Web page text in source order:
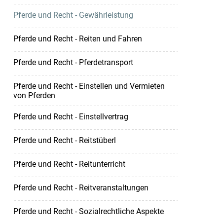
Pferde und Recht - Gewährleistung
Pferde und Recht - Reiten und Fahren
Pferde und Recht - Pferdetransport
Pferde und Recht - Einstellen und Vermieten
von Pferden
Pferde und Recht - Einstellvertrag
Pferde und Recht - Reitstüberl
Pferde und Recht - Reitunterricht
Pferde und Recht - Reitveranstaltungen
Pferde und Recht - Sozialrechtliche Aspekte